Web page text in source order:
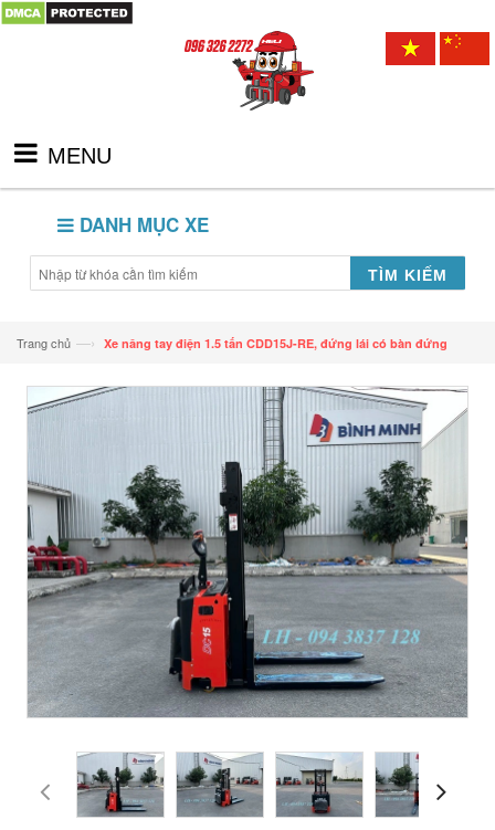
MENU
DANH MỤC XE
TÌM KIẾM
Trang chủ —› Xe nâng tay điện 1.5 tấn CDD15J-RE, đứng lái có bàn đứng